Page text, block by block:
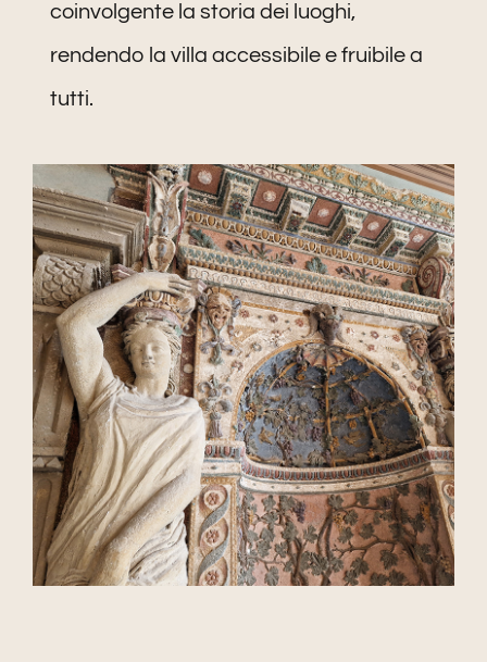
coinvolgente la storia dei luoghi,
rendendo la villa accessibile e fruibile a
tutti.